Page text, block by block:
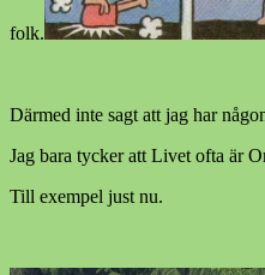
folk.
Därmed inte sagt att jag har
Jag bara tycker att Livet ofta är
Till exempel just nu.